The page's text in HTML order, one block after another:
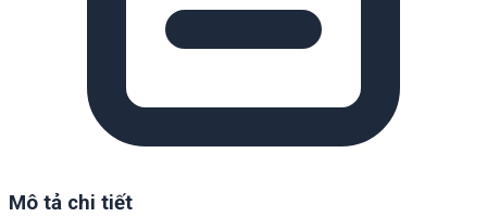
Mô tả chi tiết